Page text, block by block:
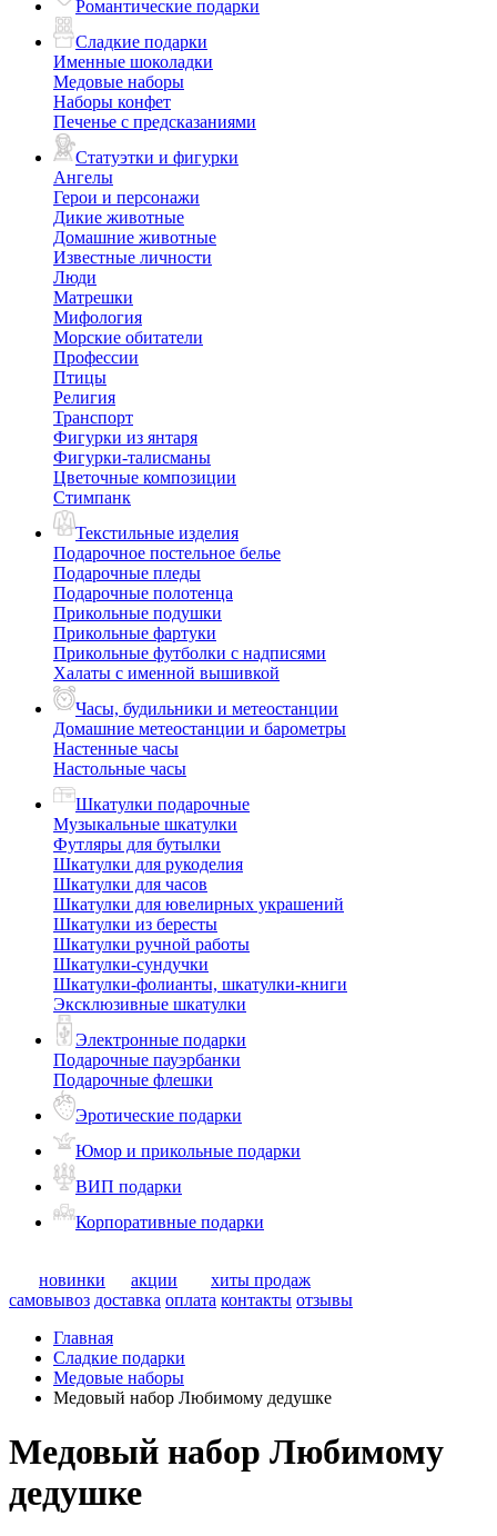
Романтические подарки
Сладкие подарки
Именные шоколадки
Медовые наборы
Наборы конфет
Печенье с предсказаниями
Статуэтки и фигурки
Ангелы
Герои и персонажи
Дикие животные
Домашние животные
Известные личности
Люди
Матрешки
Мифология
Морские обитатели
Профессии
Птицы
Религия
Транспорт
Фигурки из янтаря
Фигурки-талисманы
Цветочные композиции
Стимпанк
Текстильные изделия
Подарочное постельное белье
Подарочные пледы
Подарочные полотенца
Прикольные подушки
Прикольные фартуки
Прикольные футболки с надписями
Халаты с именной вышивкой
Часы, будильники и метеостанции
Домашние метеостанции и барометры
Настенные часы
Настольные часы
Шкатулки подарочные
Музыкальные шкатулки
Футляры для бутылки
Шкатулки для рукоделия
Шкатулки для часов
Шкатулки для ювелирных украшений
Шкатулки из бересты
Шкатулки ручной работы
Шкатулки-сундучки
Шкатулки-фолианты, шкатулки-книги
Эксклюзивные шкатулки
Электронные подарки
Подарочные пауэрбанки
Подарочные флешки
Эротические подарки
Юмор и прикольные подарки
ВИП подарки
Корпоративные подарки
новинки акции
хиты продаж
самовывоз доставка оплата контакты отзывы
Главная
Сладкие подарки
Медовые наборы
Медовый набор Любимому дедушке
Медовый набор Любимому
дедушке